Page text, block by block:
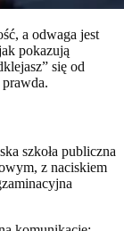
a odwaga jest
pokazują
się od
szkoła publiczna
z naciskiem